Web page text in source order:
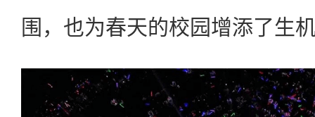
围，也为春天的校园增添了生